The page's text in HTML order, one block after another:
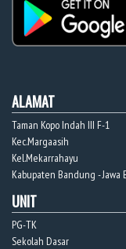
ALAMAT
Taman Kopo Indah III F-1
Kec.Margaasih
Kel.Mekarrahayu
Kabupaten Bandung - Jawa
UNIT
PG-TK
Sekolah Dasar